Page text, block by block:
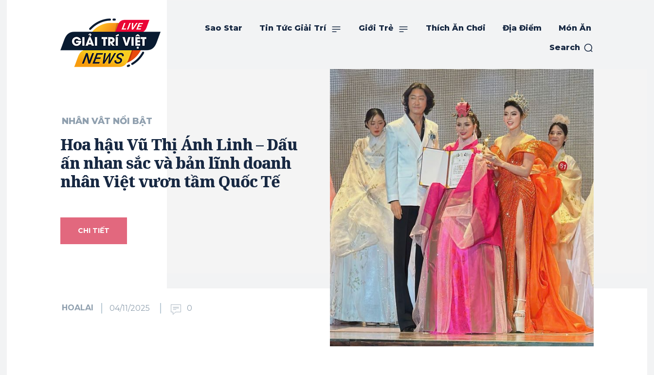
Sao Star Tin Tức Giải Trí Giới Trẻ Thích Ăn Chơi Địa Điểm Món Ăn
Search
NHÂN VÂT NỔI BẬT
Hoa hậu Vũ Thị Ánh Linh – Dấu
ấn nhan sắc và bản lĩnh doanh
nhân Việt vươn tầm Quốc Tế
CHI TIẾT
HOALAI 04/11/2025 0